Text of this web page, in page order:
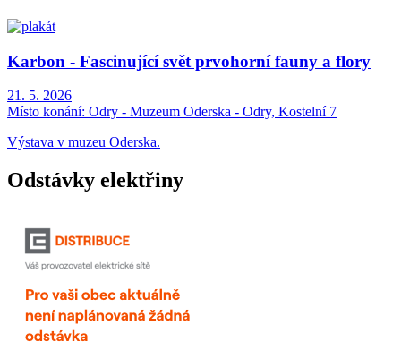
Karbon - Fascinující svět prvohorní fauny a flory
21. 5. 2026
Místo konání: Odry - Muzeum Oderska - Odry, Kostelní 7
Výstava v muzeu Oderska.
Odstávky elektřiny